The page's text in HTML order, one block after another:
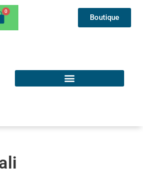
Boutique